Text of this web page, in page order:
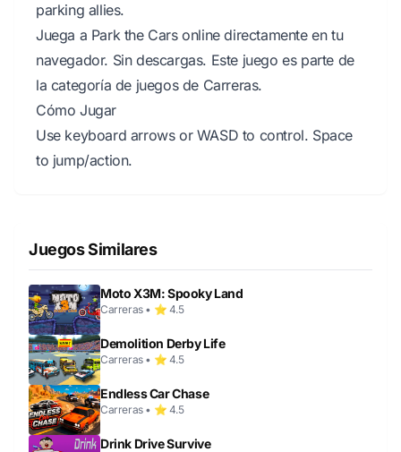
parking allies.
Juega a Park the Cars online directamente en tu
navegador. Sin descargas. Este juego es parte de
la categoría de juegos de Carreras.
Cómo Jugar
Use keyboard arrows or WASD to control. Space
to jump/action.
Juegos Similares
Moto X3M: Spooky Land
Carreras • ⭐ 4.5
Demolition Derby Life
Carreras • ⭐ 4.5
Endless Car Chase
Carreras • ⭐ 4.5
Drink Drive Survive